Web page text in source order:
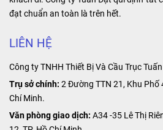
Công ty Tuấn Đạt tự hào là đơn vị cung
người dùng phải hài lòng từ A đến Z.
điện cầu trục theo theo phương châm
khách đi. Công ty Tuấn Đạt qui định tất
đạt chuẩn an toàn là trên hết.
LIÊN HỆ